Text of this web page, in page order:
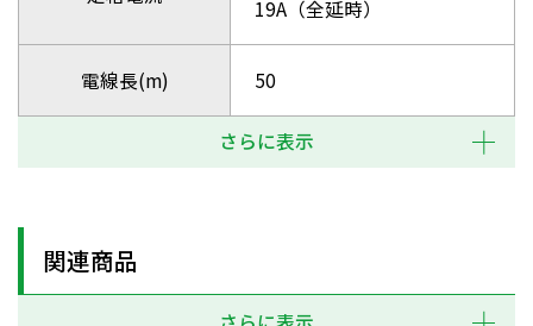
19A（全延時）
電線長(m) 50
さらに表示
関連商品